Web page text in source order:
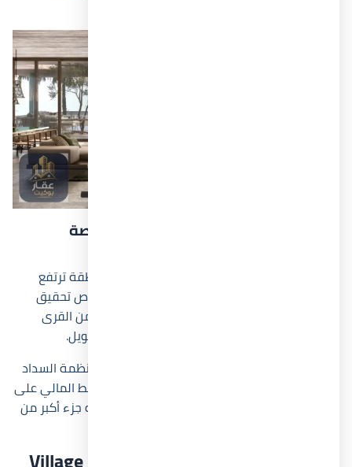
لماذا يُعد قرية زويا الساحل الشمالي فرصة
يتميز قرية زويا الساحل الشمالي بموقع داخل منطقة ترتفع
فيها نسب الطلب السياحي سنوياً، وهو ما يرفع فرص تحقيق
عائد إيجاري موسمي قوي. كما أن قرب المشروع من القرى
الفاخرة يعزز من قيمة إعادة البيع على المدى الطويل.
من النقاط التي يتجاهلها كثير من المنافسين أن أنظمة السداد
المرنة داخل Village Zoya Ghazala Bay تقلل الضغط المالي على
المستثمر، لأن المقدمات المنخفضة تسمح بتوجيه جزء أكبر من